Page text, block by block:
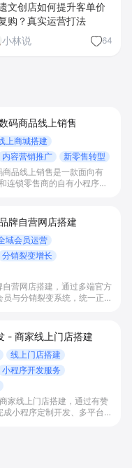
文创店如何提升客单价
购？真实运营打法
小林说
64
码商品线上销售
上商城搭建
内容营销推广
新零售转型
品线上销售是一款面向有
连锁零售商的自有小程序商
升年轻客群转化并完成线上
牌自营网店搭建
域会员运营
分销裂变增长
营网店搭建，通过多端官方
员与分销裂变系统，统一正品
- 商家线上门店搭建
线上门店搭建
小程序开发服务
家线上门店搭建，通过有赞
小程序定制开发、多平台联